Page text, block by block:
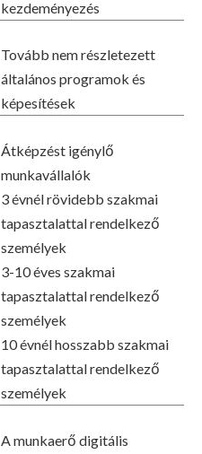
kezdeményezés
Tovább nem részletezett
általános programok és
képesítések
Átképzést igénylő
munkavállalók
3 évnél rövidebb szakmai
tapasztalattal rendelkező
személyek
3-10 éves szakmai
tapasztalattal rendelkező
személyek
10 évnél hosszabb szakmai
tapasztalattal rendelkező
személyek
A munkaerő digitális